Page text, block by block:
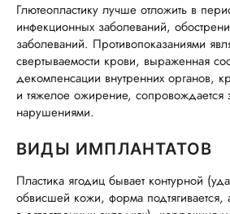
Глютеопластику лучше отложить в
инфекционных заболеваний,
заболеваний. Противопоказаниями
свертываемости крови, выраженная
декомпенсации внутренних органов,
и тяжелое ожирение,
нарушениями.
ВИДЫ ИМПЛАНТАТОВ
Пластика ягодиц бывает контурной
обвисшей кожи, форма подтягивается,